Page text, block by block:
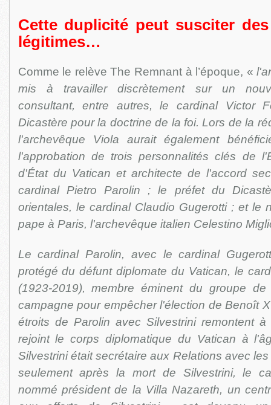
Cette duplicité peut susciter
légitimes…
Comme le relève The Remnant à l’époque, «
mis à travailler discrètement sur un
consultant, entre autres, le cardinal Victor
Dicastère pour la doctrine de la foi. Lors de la
l'archevêque Viola aurait également
l'approbation de trois personnalités clés de
d'État du Vatican et architecte de l'accord
cardinal Pietro Parolin ; le préfet du
orientales, le cardinal Claudio Gugerotti ; et le
pape à Paris, l'archevêque italien Celestino
Le cardinal Parolin, avec le cardinal
protégé du défunt diplomate du Vatican, le
(1923-2019), membre éminent du groupe
campagne pour empêcher l'élection de Benoît
étroits de Parolin avec Silvestrini remontent
rejoint le corps diplomatique du Vatican à
Silvestrini était secrétaire aux Relations avec
seulement après la mort de Silvestrini, le
nommé président de la Villa Nazareth, un